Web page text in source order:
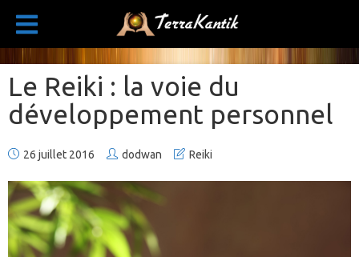
Le Reiki : la voie du
développement personnel
26 juillet 2016 dodwan Reiki